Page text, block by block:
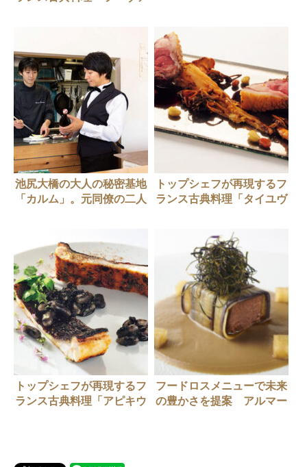
池尻大橋の大人の秘密基地
「カルム」。元同僚の二人
トップシェフが再現するフ
ランス古典料理「タイユヴ
ゥルヴェ・ヴェー 下野昌
平さん～
トップシェフが再現するフ
ランス古典料理「アピキウ
フードロスメニューで未来
の豊かさを提案 アルマー